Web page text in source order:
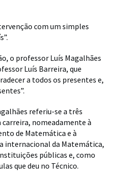
com um simples
o professor Luís Magalhães
Luís Barreira, que
a todos os presentes e,
referiu-se a três
nomeadamente à
de Matemática e à
internacional da Matemática,
públicas e, como
que deu no Técnico.